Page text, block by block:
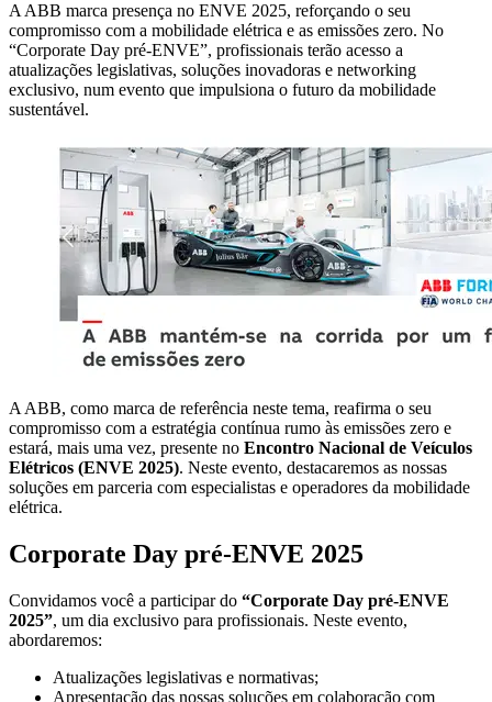
A ABB marca presença no ENVE 2025, reforçando o seu
compromisso com a mobilidade elétrica e as emissões zero. No
“Corporate Day pré-ENVE”, profissionais terão acesso a
atualizações legislativas, soluções inovadoras e networking
exclusivo, num evento que impulsiona o futuro da mobilidade
sustentável.
A ABB, como marca de referência neste tema, reafirma o seu
compromisso com a estratégia contínua rumo às emissões zero e
estará, mais uma vez, presente no Encontro Nacional de Veículos
Elétricos (ENVE 2025). Neste evento, destacaremos as nossas
soluções em parceria com especialistas e operadores da mobilidade
elétrica.
Corporate Day pré-ENVE 2025
Convidamos você a participar do “Corporate Day pré-ENVE
2025”, um dia exclusivo para profissionais. Neste evento,
abordaremos:
Atualizações legislativas e normativas;
Apresentação das nossas soluções em colaboração com